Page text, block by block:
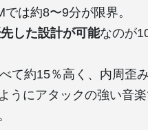
は約8〜9分が限界。
した設計が可能なのが
て約15％高く、内周歪み
うにアタックの強い音